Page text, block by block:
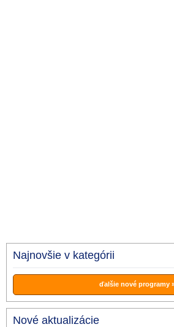
Najnovšie v kategórii
ďalšie nové programy
Nové aktualizácie